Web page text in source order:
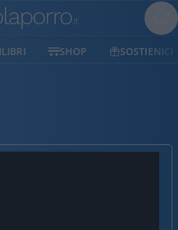
SHOP SOSTIENICI